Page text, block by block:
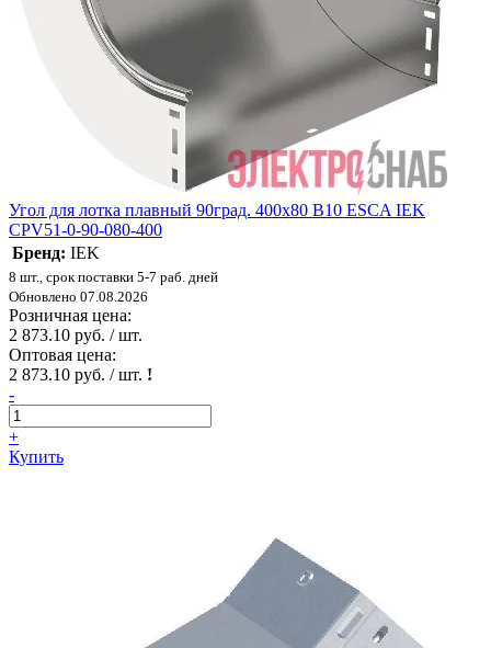
Угол для лотка плавный 90град. 400х80 В10 ESCA IEK
CPV51-0-90-080-400
Бренд: IEK
8 шт., срок поставки 5-7 раб. дней
Обновлено 07.08.2026
Розничная цена:
2 873.10 руб. / шт.
Оптовая цена:
2 873.10 руб. / шт. !
-
+
Купить